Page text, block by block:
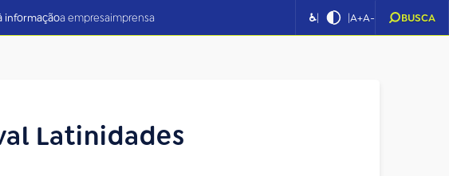
informaçãoa empresaimprensa ♿| |A+A- BUSCA
Latinidades